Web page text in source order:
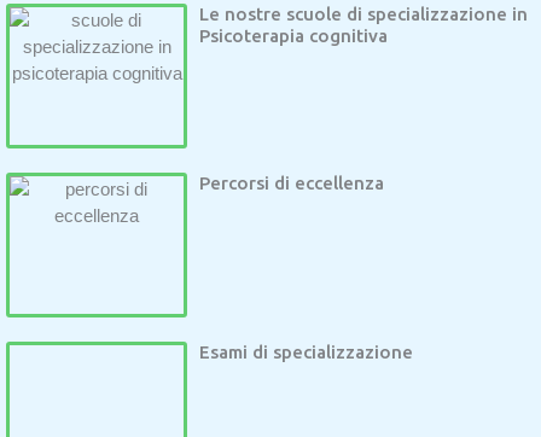
Le nostre scuole di specializzazione in
Psicoterapia cognitiva
Percorsi di eccellenza
Esami di specializzazione